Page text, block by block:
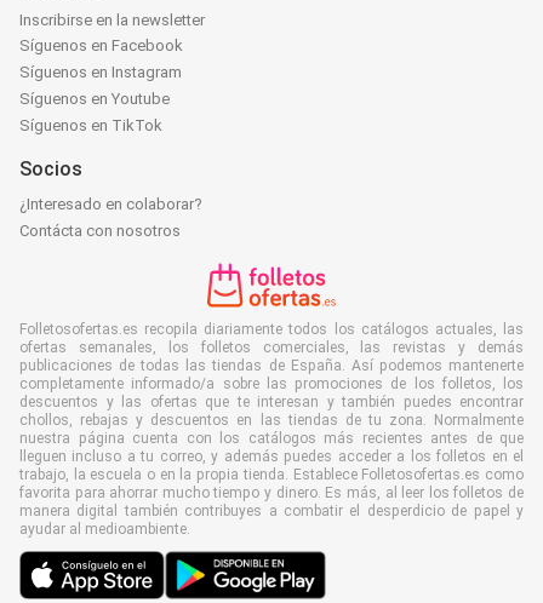
Inscribirse en la newsletter
Síguenos en Facebook
Síguenos en Instagram
Síguenos en Youtube
Síguenos en TikTok
Socios
¿Interesado en colaborar?
Contácta con nosotros
Folletosofertas.es recopila diariamente todos los catálogos actuales, las
ofertas semanales, los folletos comerciales, las revistas y demás
publicaciones de todas las tiendas de España. Así podemos mantenerte
completamente informado/a sobre las promociones de los folletos, los
descuentos y las ofertas que te interesan y también puedes encontrar
chollos, rebajas y descuentos en las tiendas de tu zona. Normalmente
nuestra página cuenta con los catálogos más recientes antes de que
lleguen incluso a tu correo, y además puedes acceder a los folletos en el
trabajo, la escuela o en la propia tienda. Establece Folletosofertas.es como
favorita para ahorrar mucho tiempo y dinero. Es más, al leer los folletos de
manera digital también contribuyes a combatir el desperdicio de papel y
ayudar al medioambiente.